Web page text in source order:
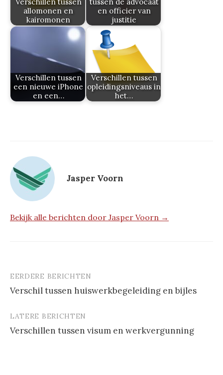
allomonen en
kairomonen
en officier van
justitie
Verschillen tussen
een nieuwe iPhone
en een…
Verschillen tussen
opleidingsniveaus in
het…
Jasper Voorn
Bekijk alle berichten door Jasper Voorn →
Berichtnavigatie
EERDERE BERICHTEN
Verschil tussen huiswerkbegeleiding en bijles
LATERE BERICHTEN
Verschillen tussen visum en werkvergunning